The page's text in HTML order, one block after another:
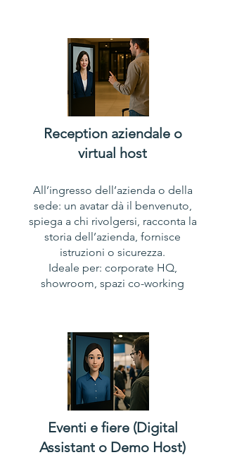
Reception aziendale o
virtual host​
All’ingresso dell’azienda o della
sede: un avatar dà il benvenuto,
spiega a chi rivolgersi, racconta la
storia dell’azienda, fornisce
istruzioni o sicurezza.
Ideale per: corporate HQ,
showroom, spazi co-working
Eventi e fiere (Digital
Assistant o Demo Host)